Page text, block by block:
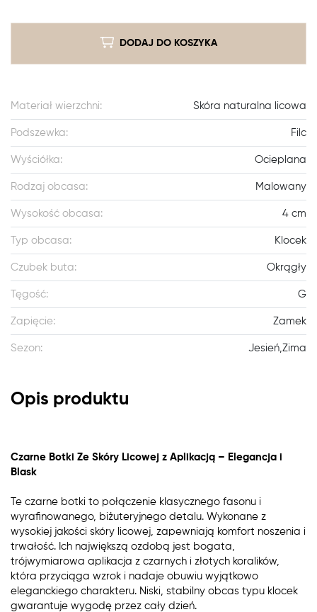
DODAJ DO KOSZYKA
Materiał wierzchni: Skóra naturalna licowa
Podszewka: Filc
Wyściółka: Ocieplana
Rodzaj obcasa: Malowany
Wysokość obcasa: 4 cm
Typ obcasa: Klocek
Czubek buta: Okrągły
Tęgość: G
Zapięcie: Zamek
Sezon: Jesień,Zima
Opis produktu
Czarne Botki Ze Skóry Licowej z Aplikacją – Elegancja i
Blask
Te czarne botki to połączenie klasycznego fasonu i
wyrafinowanego, biżuteryjnego detalu. Wykonane z
wysokiej jakości skóry licowej, zapewniają komfort noszenia i
trwałość. Ich największą ozdobą jest bogata,
trójwymiarowa aplikacja z czarnych i złotych koralików,
która przyciąga wzrok i nadaje obuwiu wyjątkowo
eleganckiego charakteru. Niski, stabilny obcas typu klocek
gwarantuje wygodę przez cały dzień.